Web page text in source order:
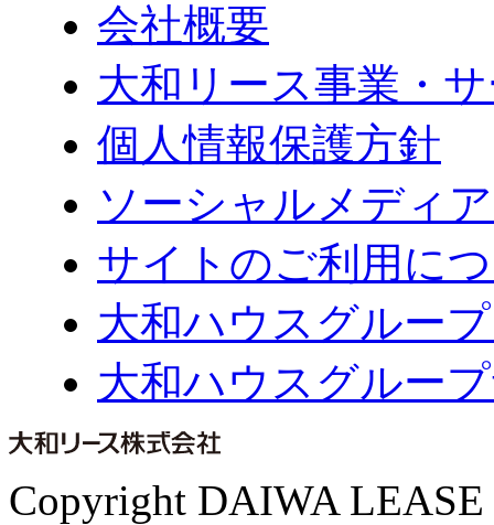
会社概要
大和リース事業・
個人情報保護方針
ソーシャルメディ
サイトのご利用に
大和ハウスグルー
大和ハウスグルー
Copyright DAIWA